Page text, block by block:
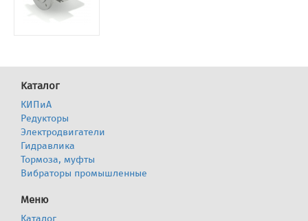
Каталог
КИПиА
Редукторы
Электродвигатели
Гидравлика
Тормоза, муфты
Вибраторы промышленные
Меню
Каталог